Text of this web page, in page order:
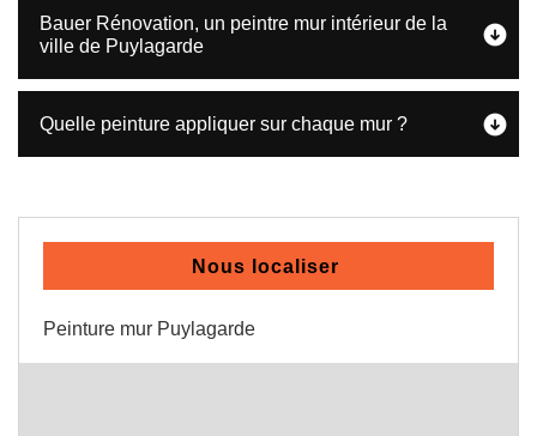
Bauer Rénovation, un peintre mur intérieur de la
ville de Puylagarde
Quelle peinture appliquer sur chaque mur ?
Nous localiser
Peinture mur Puylagarde